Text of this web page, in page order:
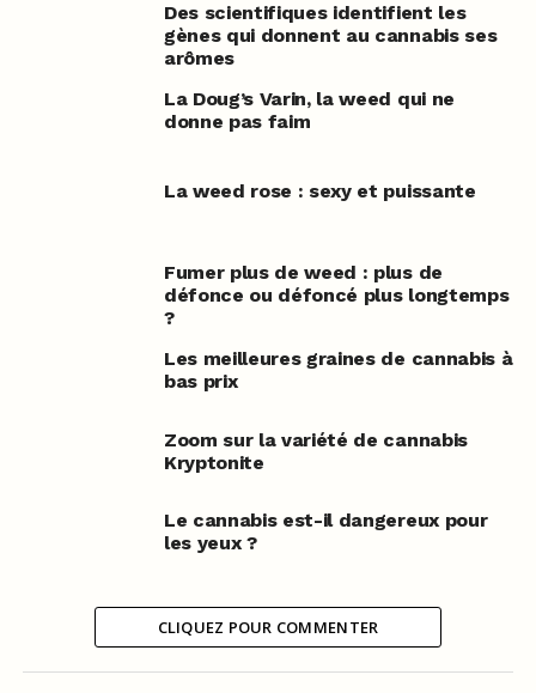
Des scientifiques identifient les
gènes qui donnent au cannabis ses
arômes
La Doug’s Varin, la weed qui ne
donne pas faim
La weed rose : sexy et puissante
Fumer plus de weed : plus de
défonce ou défoncé plus longtemps
?
Les meilleures graines de cannabis à
bas prix
Zoom sur la variété de cannabis
Kryptonite
Le cannabis est-il dangereux pour
les yeux ?
CLIQUEZ POUR COMMENTER